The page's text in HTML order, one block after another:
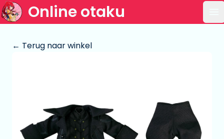
Online otaku
← Terug naar winkel